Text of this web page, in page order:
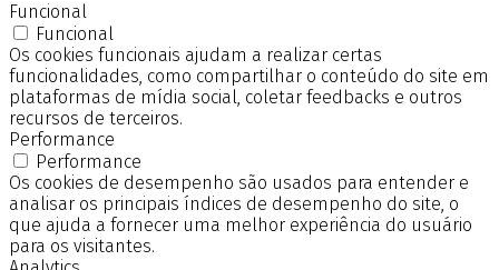
Funcional
Funcional
Os cookies funcionais ajudam a realizar certas
funcionalidades, como compartilhar o conteúdo do site em
plataformas de mídia social, coletar feedbacks e outros
recursos de terceiros.
Performance
Performance
Os cookies de desempenho são usados para entender e
analisar os principais índices de desempenho do site, o
que ajuda a fornecer uma melhor experiência do usuário
para os visitantes.